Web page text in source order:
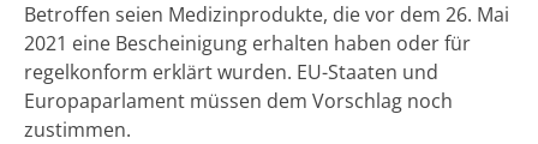
Betroffen seien Medizinprodukte, die vor dem 26. Mai
2021 eine Bescheinigung erhalten haben oder für
regelkonform erklärt wurden. EU-Staaten und
Europaparlament müssen dem Vorschlag noch
zustimmen.